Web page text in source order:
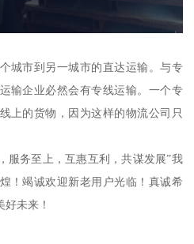
城市到另一城市的直达运输。与专
输企业必然会有专线运输。一个专
上的货物，因为这样的物流公司只
服务至上，互惠互利，共谋发展”我
！竭诚欢迎新老用户光临！真诚希
未来！